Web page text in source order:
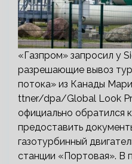
«Газпром» запросил у
разрешающие вывоз
потока» из Канады
ttner/dpa/Global Look
официально обратился
предоставить
газотурбинный
станции «Портовая». В